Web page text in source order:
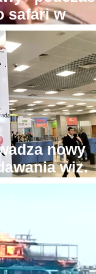
safari w
Co trzeba
żeby na to
nowy
wiz.